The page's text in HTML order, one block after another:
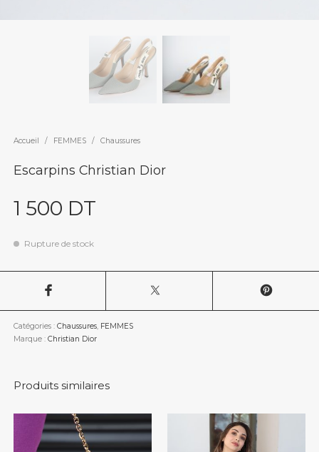
Accueil / FEMMES / Chaussures
Escarpins Christian Dior
1 500 DT
Rupture de stock
Catégories : Chaussures, FEMMES
Marque : Christian Dior
Produits similaires